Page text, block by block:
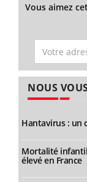
Vous aimez
NOUS
Hantavirus : un
Mortalité
élevé en France